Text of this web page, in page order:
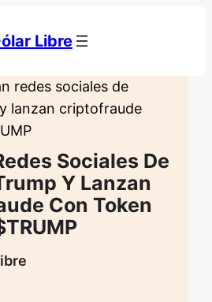
Libre
redes sociales de
lanzan criptofraude
Sociales De
Y Lanzan
Con Token